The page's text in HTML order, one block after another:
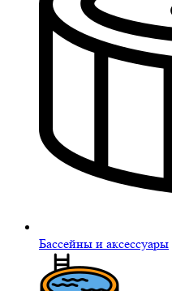
Бассейны и аксессуары